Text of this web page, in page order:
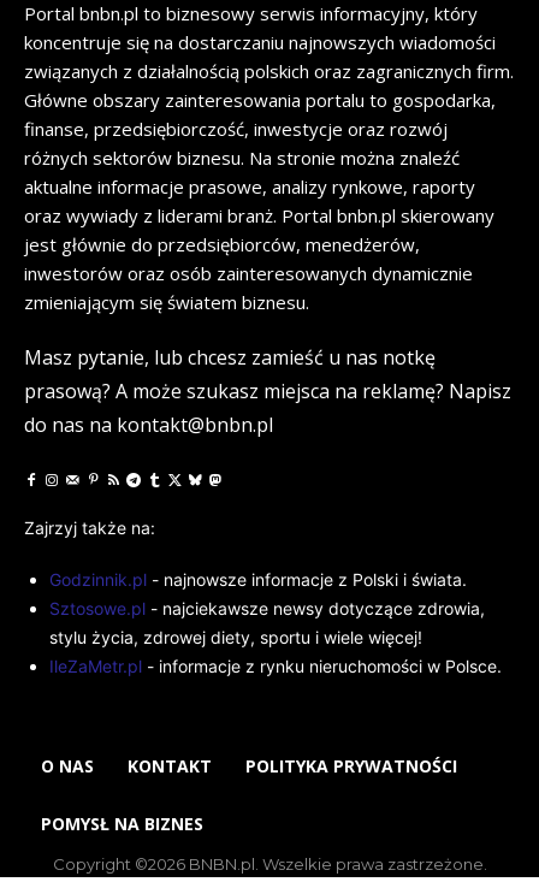
Portal bnbn.pl to biznesowy serwis informacyjny, który
koncentruje się na dostarczaniu najnowszych wiadomości
związanych z działalnością polskich oraz zagranicznych firm.
Główne obszary zainteresowania portalu to gospodarka,
finanse, przedsiębiorczość, inwestycje oraz rozwój
różnych sektorów biznesu. Na stronie można znaleźć
aktualne informacje prasowe, analizy rynkowe, raporty
oraz wywiady z liderami branż. Portal bnbn.pl skierowany
jest głównie do przedsiębiorców, menedżerów,
inwestorów oraz osób zainteresowanych dynamicznie
zmieniającym się światem biznesu.
Masz pytanie, lub chcesz zamieść u nas notkę
prasową? A może szukasz miejsca na reklamę? Napisz
do nas na kontakt@bnbn.pl
Zajrzyj także na:
Godzinnik.pl - najnowsze informacje z Polski i świata.
Sztosowe.pl - najciekawsze newsy dotyczące zdrowia,
stylu życia, zdrowej diety, sportu i wiele więcej!
IleZaMetr.pl - informacje z rynku nieruchomości w Polsce.
O NAS KONTAKT POLITYKA PRYWATNOŚCI
POMYSŁ NA BIZNES
Copyright ©2026 BNBN.pl. Wszelkie prawa zastrzeżone.